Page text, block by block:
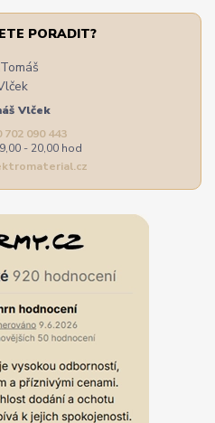
PORADIT?
Vlček
702 090 443
- 20,00 hod